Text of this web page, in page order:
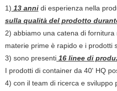
1) 13 annidi esperienza nella
sulla qualità del prodotto
2) abbiamo una catena di
materie prime è rapido e i prodotti
3) sono presenti16 linee di
I prodotti di container da 40' HQ
4) con il team di ricerca e sviluppo